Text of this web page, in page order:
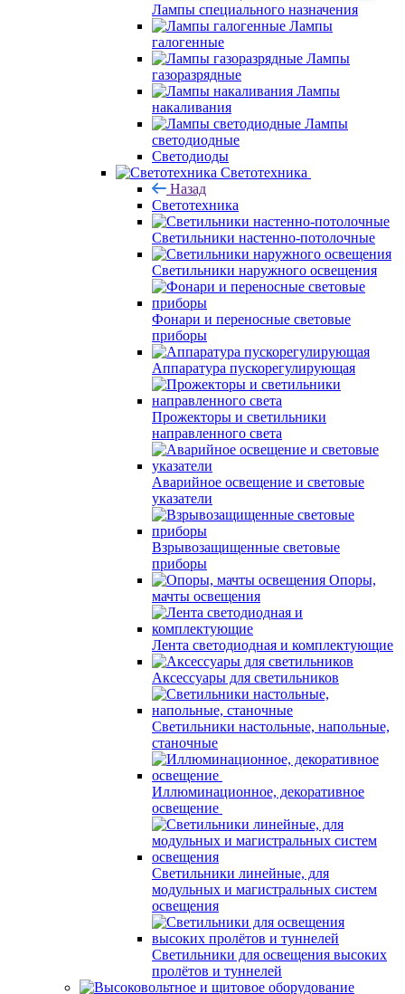
Лампы специального назначения
Лампы
галогенные
Лампы
газоразрядные
Лампы
накаливания
Лампы
светодиодные
Светодиоды
Светотехника
Назад
Светотехника
Светильники настенно-потолочные
Светильники наружного освещения
Фонари и переносные световые
приборы
Аппаратура пускорегулирующая
Прожекторы и светильники
направленного света
Аварийное освещение и световые
указатели
Взрывозащищенные световые
приборы
Опоры,
мачты освещения
Лента светодиодная и комплектующие
Аксессуары для светильников
Светильники настольные, напольные,
станочные
Иллюминационное, декоративное
освещение
Светильники линейные, для
модульных и магистральных систем
освещения
Светильники для освещения высоких
пролётов и туннелей